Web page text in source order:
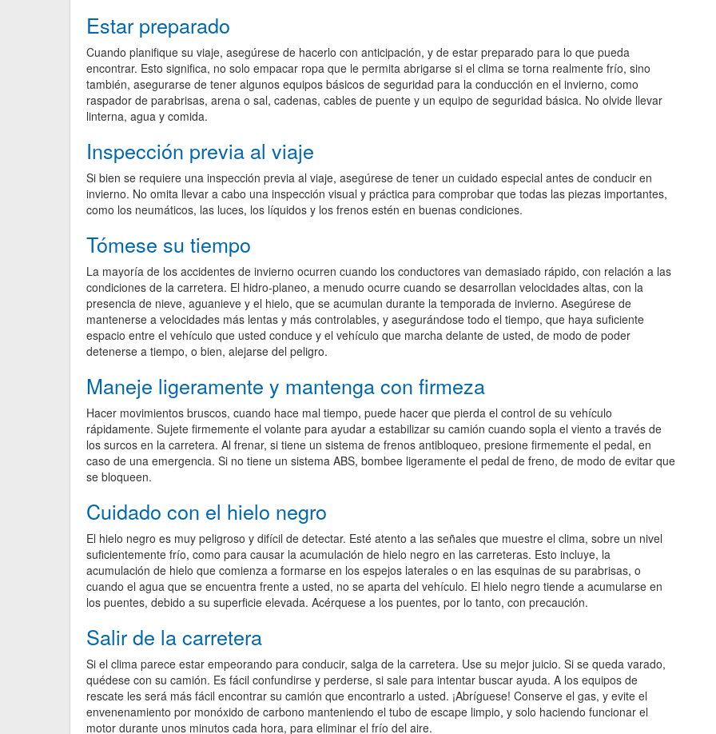
Estar preparado
Cuando planifique su viaje, asegúrese de hacerlo con anticipación, y de estar preparado para lo que pueda
encontrar. Esto significa, no solo empacar ropa que le permita abrigarse si el clima se torna realmente frío, sino
también, asegurarse de tener algunos equipos básicos de seguridad para la conducción en el invierno, como
raspador de parabrisas, arena o sal, cadenas, cables de puente y un equipo de seguridad básica. No olvide llevar
linterna, agua y comida.
Inspección previa al viaje
Si bien se requiere una inspección previa al viaje, asegúrese de tener un cuidado especial antes de conducir en
invierno. No omita llevar a cabo una inspección visual y práctica para comprobar que todas las piezas importantes,
como los neumáticos, las luces, los líquidos y los frenos estén en buenas condiciones.
Tómese su tiempo
La mayoría de los accidentes de invierno ocurren cuando los conductores van demasiado rápido, con relación a las
condiciones de la carretera. El hidro-planeo, a menudo ocurre cuando se desarrollan velocidades altas, con la
presencia de nieve, aguanieve y el hielo, que se acumulan durante la temporada de invierno. Asegúrese de
mantenerse a velocidades más lentas y más controlables, y asegurándose todo el tiempo, que haya suficiente
espacio entre el vehículo que usted conduce y el vehículo que marcha delante de usted, de modo de poder
detenerse a tiempo, o bien, alejarse del peligro.
Maneje ligeramente y mantenga con firmeza
Hacer movimientos bruscos, cuando hace mal tiempo, puede hacer que pierda el control de su vehículo
rápidamente. Sujete firmemente el volante para ayudar a estabilizar su camión cuando sopla el viento a través de
los surcos en la carretera. Al frenar, si tiene un sistema de frenos antibloqueo, presione firmemente el pedal, en
caso de una emergencia. Si no tiene un sistema ABS, bombee ligeramente el pedal de freno, de modo de evitar que
se bloqueen.
Cuidado con el hielo negro
El hielo negro es muy peligroso y difícil de detectar. Esté atento a las señales que muestre el clima, sobre un nivel
suficientemente frío, como para causar la acumulación de hielo negro en las carreteras. Esto incluye, la
acumulación de hielo que comienza a formarse en los espejos laterales o en las esquinas de su parabrisas, o
cuando el agua que se encuentra frente a usted, no se aparta del vehículo. El hielo negro tiende a acumularse en
los puentes, debido a su superficie elevada. Acérquese a los puentes, por lo tanto, con precaución.
Salir de la carretera
Si el clima parece estar empeorando para conducir, salga de la carretera. Use su mejor juicio. Si se queda varado,
quédese con su camión. Es fácil confundirse y perderse, si sale para intentar buscar ayuda. A los equipos de
rescate les será más fácil encontrar su camión que encontrarlo a usted. ¡Abríguese! Conserve el gas, y evite el
envenenamiento por monóxido de carbono manteniendo el tubo de escape limpio, y solo haciendo funcionar el
motor durante unos minutos cada hora, para eliminar el frío del aire.